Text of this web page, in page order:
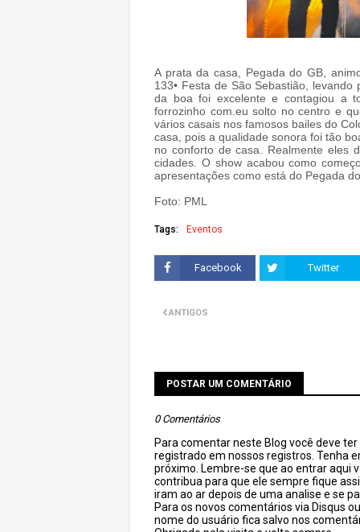
A prata da casa, Pegada do GB,
133• Festa de São Sebastião,
da boa foi excelente e contagiou a
forrozinho com.eu solto no centro e
vários casais nos famosos bailes do
casa, pois a qualidade sonora foi tão
no conforto de casa. Realmente eles
cidades. O show acabou como
apresentações como está do Pegada do
Foto: PML
Tags: Eventos
Facebook Twitter
ANTIGOS
POSTAR UM COMENTÁRIO
0 Comentários
Para comentar neste Blog você deve
registrado em nossos registros. Tenha
próximo. Lembre-se que ao entrar aqui
contribua para que ele sempre fique
iram ao ar depois de uma analise e se
Para os novos comentários via Disqus
nome do usuário fica salvo nos